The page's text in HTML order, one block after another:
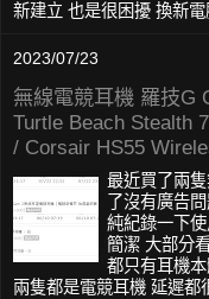
新建立 也是很困擾 換新
2023/07/23
無線電競耳機 羅技G
Turtle Beach Stealth
/ Corsair HS55
最近買了兩
了沒有廣告
純紀錄一下
簡潔 大部分
都只有耳機
兩隻都是電競耳機 延遲都